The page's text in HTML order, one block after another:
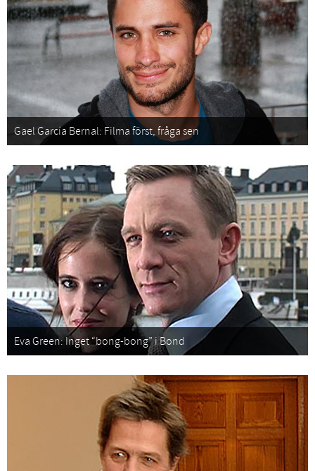
Gael García Bernal: Filma först, fråga sen
Eva Green: Inget “bong-bong” i Bond